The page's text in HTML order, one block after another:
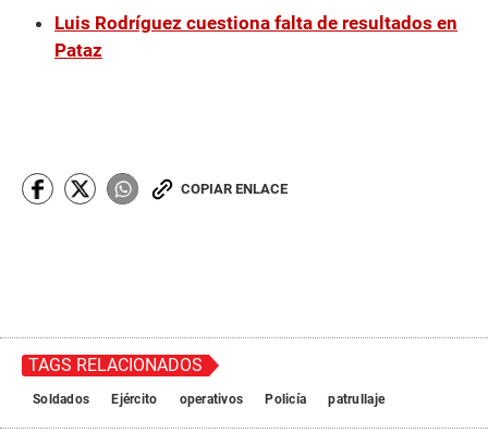
Luis Rodríguez cuestiona falta de resultados en
Pataz
COPIAR ENLACE
TAGS RELACIONADOS
Soldados Ejército operativos Policía patrullaje